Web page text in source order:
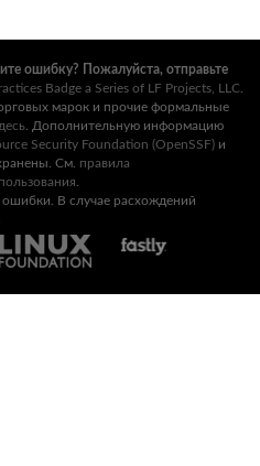
ошибку? Пожалуйста, отправьте
Badge a Series of LF Projects, LLC
марок и прочие формальные
. Дополнительную информацию
Security Foundation (OpenSSF) и
См. правила
В случае расхождений